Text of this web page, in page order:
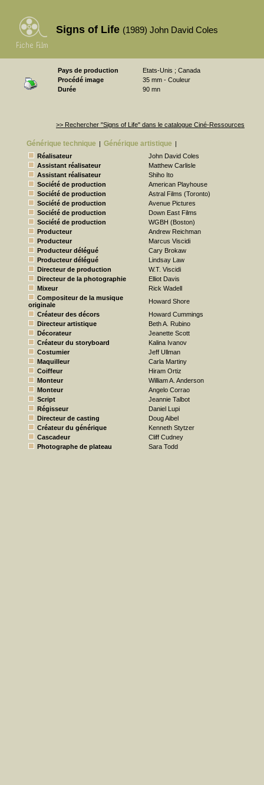
Signs of Life (1989) John David Coles
Pays de production
Etats-Unis ; Canada
Procédé image
35 mm - Couleur
Durée
90 mn
>> Rechercher "Signs of Life" dans le catalogue Ciné-Ressources
Générique technique | Générique artistique |
Réalisateur
John David Coles
Assistant réalisateur
Matthew Carlisle
Assistant réalisateur
Shiho Ito
Société de production
American Playhouse
Société de production
Astral Films (Toronto)
Société de production
Avenue Pictures
Société de production
Down East Films
Société de production
WGBH (Boston)
Producteur
Andrew Reichman
Producteur
Marcus Viscidi
Producteur délégué
Cary Brokaw
Producteur délégué
Lindsay Law
Directeur de production
W.T. Viscidi
Directeur de la photographie
Elliot Davis
Mixeur
Rick Wadell
Compositeur de la musique
originale
Howard Shore
Créateur des décors
Howard Cummings
Directeur artistique
Beth A. Rubino
Décorateur
Jeanette Scott
Créateur du storyboard
Kalina Ivanov
Costumier
Jeff Ullman
Maquilleur
Carla Martiny
Coiffeur
Hiram Ortiz
Monteur
William A. Anderson
Monteur
Angelo Corrao
Script
Jeannie Talbot
Régisseur
Daniel Lupi
Directeur de casting
Doug Aibel
Créateur du générique
Kenneth Stytzer
Cascadeur
Cliff Cudney
Photographe de plateau
Sara Todd